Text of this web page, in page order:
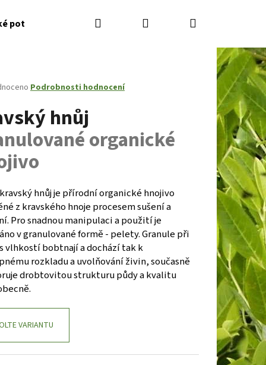
potřeby Kontakty Jak nakupovat
Hledat PřihlášeníNákupní
košík
Podrobnosti hodnocení
hnůj
organické
hnůj je přírodní organické hnojivo
z kravského hnoje procesem sušení a
Pro snadnou manipulaci a použití je
v granulované formě - pelety. Granule při
vlhkostí bobtnají a dochází tak k
rozkladu a uvolňování živin, současně
drobtovitou strukturu půdy a kvalitu
VARIANTU
Následující
DENIVKA